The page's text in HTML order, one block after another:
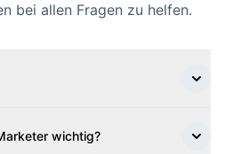
bei allen Fragen zu helfen.
wichtig?